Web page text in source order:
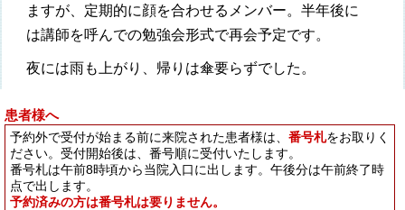
ますが、定期的に顔を合わせるメンバー。半年後に
は講師を呼んでの勉強会形式で再会予定です。
夜には雨も上がり、帰りは傘要らずでした。
患者様へ
予約外で受付が始まる前に来院された患者様は、 番号札をお取りく
ださい。受付開始後は、番号順に受付いたします。
番号札は午前8時頃から当院入口に出します。午後分は午前終了時
点で出します。
予約済みの方は番号札は要りません。